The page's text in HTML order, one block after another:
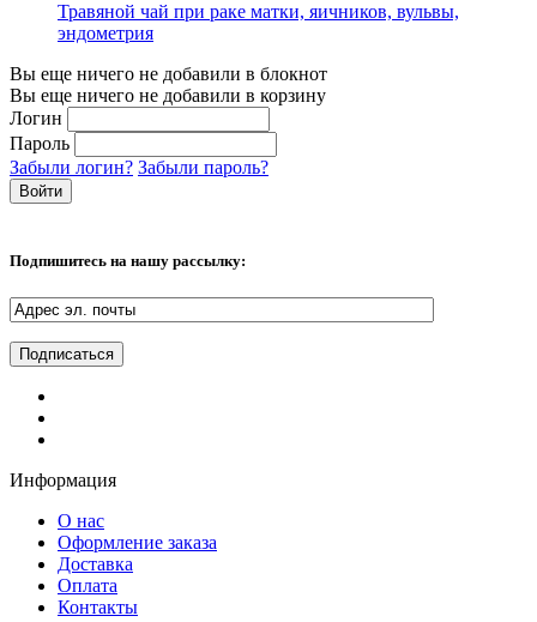
Травяной чай при раке матки, яичников, вульвы,
эндометрия
Вы еще ничего не добавили в блокнот
Вы еще ничего не добавили в корзину
Логин
Пароль
Забыли логин? Забыли пароль?
Подпишитесь на нашу рассылку:
Информация
О нас
Оформление заказа
Доставка
Оплата
Контакты